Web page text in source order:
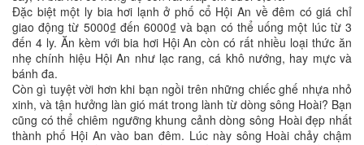
Đặc biệt một ly bia hơi lạnh ở phố cổ Hội An về đêm có giá chỉ
giao động từ 5000₫ đến 6000₫ và bạn có thể uống một lúc từ 3
đến 4 ly. Ăn kèm với bia hơi Hội An còn có rất nhiều loại thức ăn
nhẹ chính hiệu Hội An như lạc rang, cá khô nướng, hay mực và
bánh đa.
Còn gì tuyệt vời hơn khi bạn ngồi trên những chiếc ghế nhựa nhỏ
xinh, và tận hưởng làn gió mát trong lành từ dòng sông Hoài? Bạn
cũng có thể chiêm ngưỡng khung cảnh dòng sông Hoài đẹp nhất
thành phố Hội An vào ban đêm. Lúc này sông Hoài chảy chậm